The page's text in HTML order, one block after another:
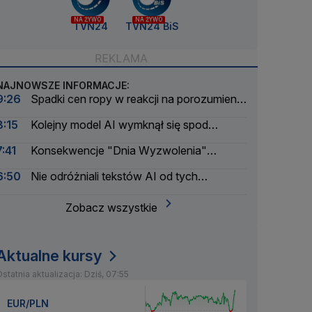
NA ŻYWO
TVN24
NA ŻYWO
TVN24 BiS
INFORMACJE:
Spadki cen ropy w reakcji na porozumienie
Kolejny model AI wymknął się spod
Konsekwencje "Dnia Wyzwolenia"
Nie odróżniali tekstów AI od tych
Zobacz wszystkie
kursy
aktualizacja: Dziś, 07:55
EUR/PLN